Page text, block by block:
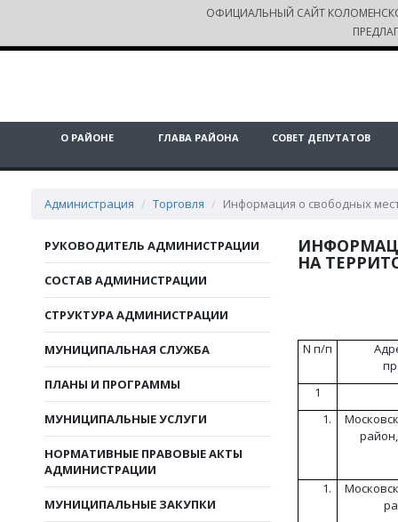
ОФИЦИАЛЬНЫЙ САЙТ
О РАЙОНЕ ГЛАВА РАЙОНА СОВЕТ ДЕПУТАТОВ
Администрация Торговля Информация о свободных
РУКОВОДИТЕЛЬ АДМИНИСТРАЦИИ
СОСТАВ АДМИНИСТРАЦИИ
СТРУКТУРА АДМИНИСТРАЦИИ
МУНИЦИПАЛЬНАЯ СЛУЖБА
ПЛАНЫ И ПРОГРАММЫ
МУНИЦИПАЛЬНЫЕ УСЛУГИ
НОРМАТИВНЫЕ ПРАВОВЫЕ АКТЫ
АДМИНИСТРАЦИИ
МУНИЦИПАЛЬНЫЕ ЗАКУПКИ
НА
N п/п
1